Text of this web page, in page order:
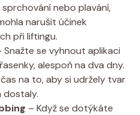
nebo plavání,
narušit účinek
při liftingu.
Snažte se vyhnout aplikaci
alespoň na dva dny.
na to, aby si udržely tvar
dostaly.
– Když se dotýkáte